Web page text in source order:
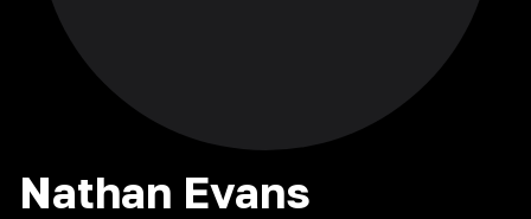
Nathan Evans